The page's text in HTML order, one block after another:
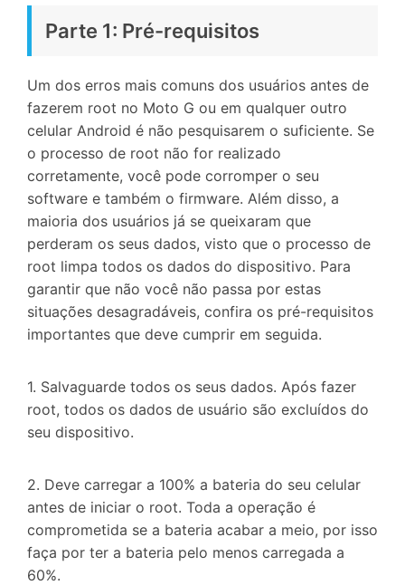
Parte 1: Pré-requisitos
Um dos erros mais comuns dos usuários antes de
fazerem root no Moto G ou em qualquer outro
celular Android é não pesquisarem o suficiente. Se
o processo de root não for realizado
corretamente, você pode corromper o seu
software e também o firmware. Além disso, a
maioria dos usuários já se queixaram que
perderam os seus dados, visto que o processo de
root limpa todos os dados do dispositivo. Para
garantir que não você não passa por estas
situações desagradáveis, confira os pré-requisitos
importantes que deve cumprir em seguida.
1. Salvaguarde todos os seus dados. Após fazer
root, todos os dados de usuário são excluídos do
seu dispositivo.
2. Deve carregar a 100% a bateria do seu celular
antes de iniciar o root. Toda a operação é
comprometida se a bateria acabar a meio, por isso
faça por ter a bateria pelo menos carregada a
60%.